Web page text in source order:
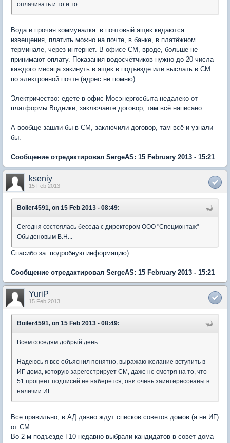
оплачивать и то и то
Вода и прочая коммуналка: в почтовый ящик кидаются
извещения, платить можно на почте, в банке, в платёжном
терминале, через интернет. В офисе СМ, вроде, больше не
принимают оплату. Показания водосчётчиков нужно до 20 числа
каждого месяца закинуть в ящик в подъезде или выслать в СМ
по электронной почте (адрес не помню).
Электричество: едете в офис Мосэнергосбыта недалеко от
платформы Водники, заключаете договор, там всё написано.
А вообще зашли бы в СМ, заключили договор, там всё и узнали
бы.
Сообщение отредактировал SergeAS: 15 February 2013 - 15:21
kseniy
15 Feb 2013
Boiler4591, on 15 Feb 2013 - 08:49:
Сегодня состоялась беседа с директором ООО "Спецмонтаж"
Обыденовым В.Н...
Спасибо за подробную информацию)
Сообщение отредактировал SergeAS: 15 February 2013 - 15:21
YuriP
15 Feb 2013
Boiler4591, on 15 Feb 2013 - 08:49:
Всем соседям добрый день...
Надеюсь я все объяснил понятно, выражаю желание вступить в
ИГ дома, которую зарегестрирует СМ, даже не смотря на то, что
51 процент подписей не наберется, они очень заинтересованы в
наличии ИГ.
Все правильно, в АД давно ждут списков советов домов (а не ИГ)
от СМ.
Во 2-м подъезде Г10 недавно выбрали кандидатов в совет дома